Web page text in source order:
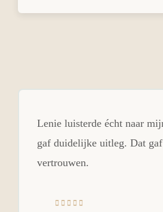
Lenie luisterde écht naar
gaf duidelijke uitleg. Dat
vertrouwen.